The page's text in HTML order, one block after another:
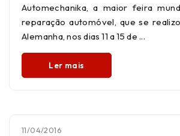
Automechanika, a maior feira
reparação automóvel, que se
Alemanha, nos dias 11 a 15 de
Ler mais
11/04/2016